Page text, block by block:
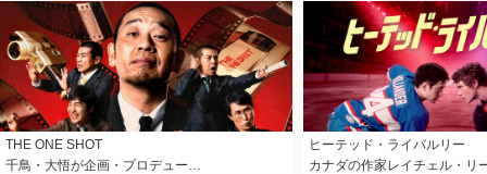
THE ONE SHOT
千鳥・大悟が企画・プロデュー…
ヒーテッド・ライバルリー
カナダの作家レイチェル・リ